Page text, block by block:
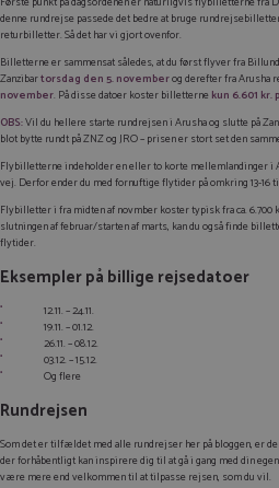
denne rundrejse passede det bedre at bruge
returbilletter. Så det har vi gjort ovenfor.
Billetterne er sammensat således, at du først flyver fra
Zanzibartorsdag den 5. novemberog derefter fra Arusha
november. På disse datoer koster billetternekun 6.601 kr.
OBS:Vil du hellere starte rundrejsen i Arusha og slutte på
blot bytte rundt på ZNZ og JRO – prisen er stort set den
Flybilletterne indeholder en eller to korte mellemlandinger i
vej. Derfor ender du med fornuftige flytider på omkring 13-16
Flybilletter i fra midten af novmber koster typisk fra ca.
slutningen af februar/starten af marts, kan du også finde
flytider.
Eksempler på billige rejsedatoer
12.11. – 24.11.
19.11. – 01.12.
26.11. – 08.12.
03.12. – 15.12.
Og flere
Rundrejsen
Som det er tilfældet med alle rundrejser her på bloggen, er
der forhåbentligt kan inspirere dig til at gå i gang med din
være mere end velkommen til at tilpasse rejsen, som du vil.